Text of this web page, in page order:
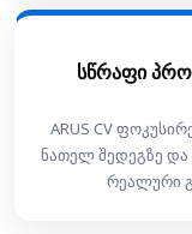
სწრაფი
ARUS CV
ნათელ შედეგზე
რეალური